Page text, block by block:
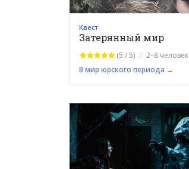
Квест
Затерянный мир
(5 / 5)
2–8 человек
В мир юрского периода →